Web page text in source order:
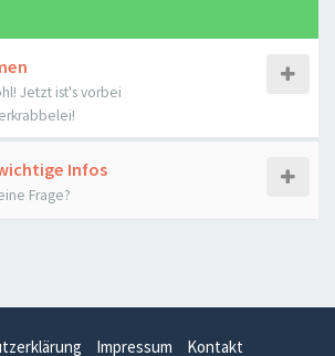
Jetzt ist's vorbei
Infos
Frage?
Impressum Kontakt